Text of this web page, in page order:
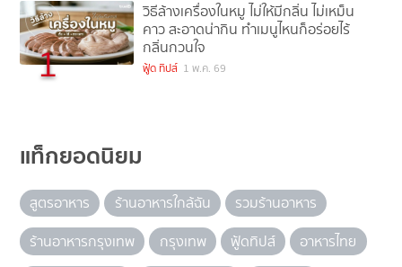
1
วิธีล้างเครื่องในหมู ไม่ให้มีกลิ่น ไม่เหม็น
คาว สะอาดน่ากิน ทำเมนูไหนก็อร่อยไร้
กลิ่นกวนใจ
ฟู้ด ทิปส์ 1 พ.ค. 69
แท็กยอดนิยม
สูตรอาหาร ร้านอาหารใกล้ฉัน
รวมร้านอาหาร
ร้านอาหารกรุงเทพ
กรุงเทพ ฟู้ดทิปส์
อาหารไทย